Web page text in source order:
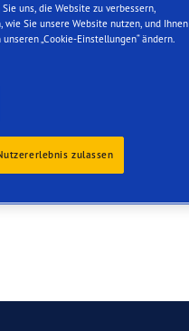
UltraGrip Performance 3
uns, die Website zu verbessern,
Sie unsere Website nutzen, und Ihnen
„Cookie-Einstellungen“ ändern.
zulassen